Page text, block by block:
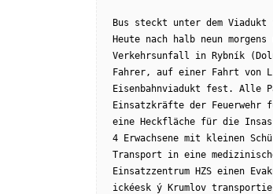
Bus steckt unter dem Viadukt
Heute nach halb neun
Verkehrsunfall in Rybník
Fahrer, auf einer Fahrt von
Eisenbahnviadukt fest. Alle
Einsatzkräfte der Feuerwehr
eine Heckfläche für die
4 Erwachsene mit kleinen
Transport in eine
Einsatzzentrum HZS einen
ickéesk ý Krumlov